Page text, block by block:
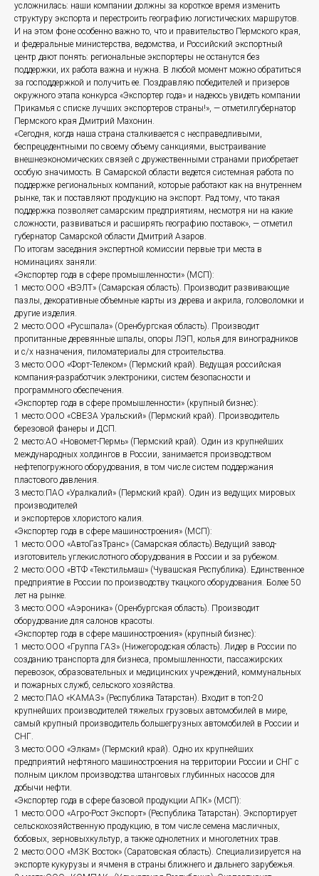
усложнилась: наши компании должны за короткое время изменить
структуру экспорта и перестроить географию логистических маршрутов.
И на этом фоне особенно важно то, что и правительство Пермского края,
и федеральные министерства, ведомства, и Российский экспортный
центр дают понять: региональные экспортеры не останутся без
поддержки, их работа важна и нужна. В любой момент можно обратиться
за господдержкой и получить ее. Поздравляю победителей и призеров
окружного этапа конкурса «Экспортер года» и надеюсь увидеть компании
Прикамья с списке лучших экспортеров страны!», — отметилгубернатор
Пермского края Дмитрий Махонин.
«Сегодня, когда наша страна сталкивается с несправедливыми,
беспрецедентными по своему объему санкциями, выстраивание
внешнеэкономических связей с дружественными странами приобретает
особую значимость. В Самарской области ведется системная работа по
поддержке региональных компаний, которые работают как на внутреннем
рынке, так и поставляют продукцию на экспорт. Рад тому, что такая
поддержка позволяет самарским предприятиям, несмотря ни на какие
сложности, развиваться и расширять географию поставок», — отметил
губернатор Самарской области Дмитрий Азаров.
По итогам заседания экспертной комиссии первые три места в
номинациях заняли:
«Экспортер года в сфере промышленности» (МСП):
1 место:ООО «ВЭЛТ» (Самарская область). Производит развивающие
пазлы, декоративные объемные карты из дерева и акрила, головоломки и
другие изделия.
2 место:ООО «Русшпала» (Оренбургская область). Производит
пропитанные деревянные шпалы, опоры ЛЭП, колья для виноградников
и с/х назначения, пиломатериалы для строительства.
3 место:ООО «Форт-Телеком» (Пермский край). Ведущая российская
компания-разработчик электроники, систем безопасности и
программного обеспечения.
«Экспортер года в сфере промышленности» (крупный бизнес):
1 место:ООО «СВЕЗА Уральский» (Пермский край). Производитель
березовой фанеры и ДСП.
2 место:АО «Новомет-Пермь» (Пермский край). Один из крупнейших
международных холдингов в России, занимается производством
нефтепогружного оборудования, в том числе систем поддержания
пластового давления.
3 место:ПАО «Уралкалий» (Пермский край). Один из ведущих мировых
производителей
и экспортеров хлористого калия.
«Экспортер года в сфере машиностроения» (МСП):
1 место:ООО «АвтоГазТранс» (Самарская область).Ведущий завод-
изготовитель углекислотного оборудования в России и за рубежом.
2 место:ООО «ВТФ «Текстильмаш» (Чувашская Республика). Единственное
предприятие в России по производству ткацкого оборудования. Более 50
лет на рынке.
3 место:ООО «Аэроника» (Оренбургская область). Производит
оборудование для салонов красоты.
«Экспортер года в сфере машиностроения» (крупный бизнес):
1 место:ООО «Группа ГАЗ» (Нижегородская область). Лидер в России по
созданию транспорта для бизнеса, промышленности, пассажирских
перевозок, образовательных и медицинских учреждений, коммунальных
и пожарных служб, сельского хозяйства.
2 место:ПАО «КАМАЗ» (Республика Татарстан). Входит в топ-20
крупнейших производителей тяжелых грузовых автомобилей в мире,
самый крупный производитель большегрузных автомобилей в России и
СНГ.
3 место:ООО «Элкам» (Пермский край). Одно их крупнейших
предприятий нефтяного машиностроения на территории России и СНГ с
полным циклом производства штанговых глубинных насосов для
добычи нефти.
«Экспортер года в сфере базовой продукции АПК» (МСП):
1 место:ООО «Агро-Рост Экспорт» (Республика Татарстан). Экспортирует
сельскохозяйственную продукцию, в том числе семена масличных,
бобовых, зерновыхкультур, а также однолетних и многолетних трав.
2 место:ООО «МЗК Восток» (Саратовская область). Специализируется на
экспорте кукурузы и ячменя в страны ближнего и дальнего зарубежья.